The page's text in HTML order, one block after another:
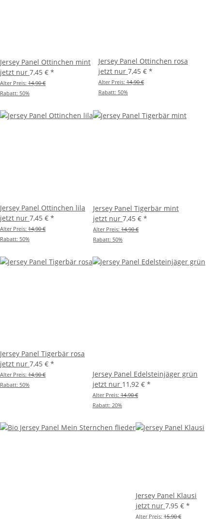
Jersey Panel Ottinchen mint
jetzt nur 7,45 € *
Alter Preis: 14,90 €
Rabatt: 50%
Jersey Panel Ottinchen rosa
jetzt nur 7,45 € *
Alter Preis: 14,90 €
Rabatt: 50%
Jersey Panel Ottinchen lila
jetzt nur 7,45 € *
Alter Preis: 14,90 €
Rabatt: 50%
Jersey Panel Tigerbär mint
jetzt nur 7,45 € *
Alter Preis: 14,90 €
Rabatt: 50%
Jersey Panel Tigerbär rosa
jetzt nur 7,45 € *
Alter Preis: 14,90 €
Rabatt: 50%
Jersey Panel Edelsteinjäger grün
jetzt nur 11,92 € *
Alter Preis: 14,90 €
Rabatt: 20%
Jersey Panel Klausi
jetzt nur 7,95 € *
Alter Preis: 15,90 €